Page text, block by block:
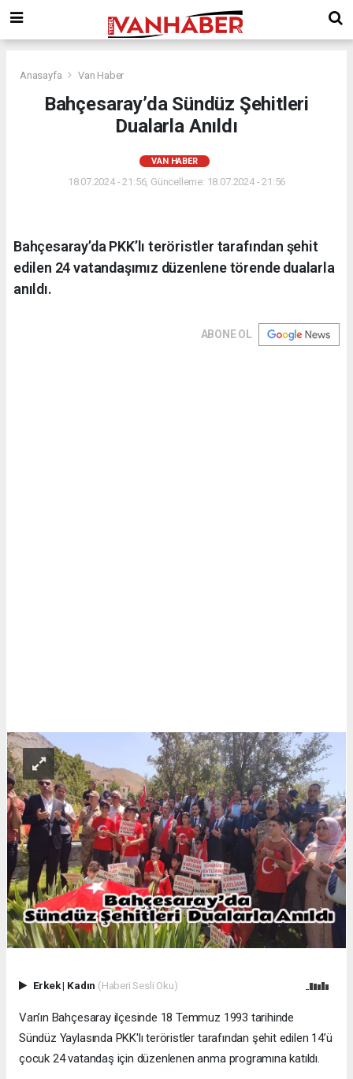
Anasayfa Van Haber
Bahçesaray’da Sündüz Şehitleri
Dualarla Anıldı
VAN HABER
18.07.2024 - 21:56, Güncelleme: 18.07.2024 - 21:56
Bahçesaray’da PKK’lı teröristler tarafından şehit
edilen 24 vatandaşımız düzenlene törende dualarla
anıldı.
ABONE OL
Erkek| Kadın (Haberi Sesli Oku)
Van’ın Bahçesaray ilçesinde 18 Temmuz 1993 tarihinde
Sündüz Yaylasında PKK'lı teröristler tarafından şehit edilen 14’ü
çocuk 24 vatandaş için düzenlenen anma programına katıldı.